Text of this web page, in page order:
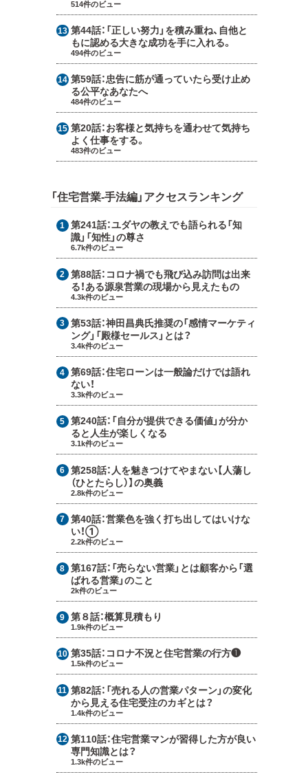
514件のビュー
第44話： 「正しい努力」を積み重ね、自他と
もに認める大きな成功を手に入れる。
494件のビュー
第59話：忠告に筋が通っていたら受け止め
る公平なあなたへ
484件のビュー
第20話：お客様と気持ちを通わせて気持ち
よく仕事をする。
483件のビュー
「住宅営業-手法編」アクセスランキング
第241話：ユダヤの教えでも語られる「知
識」「知性」の尊さ
6.7k件のビュー
第88話： コロナ禍でも飛び込み訪問は出来
る！ある源泉営業の現場から見えたもの
4.3k件のビュー
第53話：神田昌典氏推奨の「感情マーケティ
ング」「殿様セールス」とは？
3.4k件のビュー
第69話：住宅ローンは一般論だけでは語れ
ない！
3.3k件のビュー
第240話： 「自分が提供できる価値」が分か
ると人生が楽しくなる
3.1k件のビュー
第258話： 人を魅きつけてやまない【人蕩し
（ひとたらし）】の奥義
2.8k件のビュー
第40話：営業色を強く打ち出してはいけな
い！①
2.2k件のビュー
第167話： 「売らない営業」とは顧客から「選
ばれる営業」のこと
2k件のビュー
第８話：概算見積もり
1.9k件のビュー
第35話： コロナ不況と住宅営業の行方❶
1.5k件のビュー
第82話： 「売れる人の営業パターン」の変化
から見える住宅受注のカギとは？
1.4k件のビュー
第110話：住宅営業マンが習得した方が良い
専門知識とは？
1.3k件のビュー